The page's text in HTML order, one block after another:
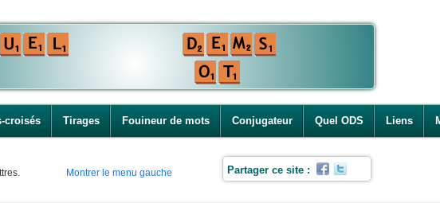
croisés Tirages Fouineur de mots Conjugateur Quel ODS Liens
Montrer le menu gauche Partager ce site :